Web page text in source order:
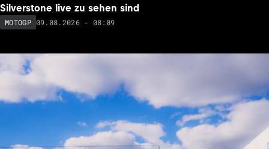
Silverstone live zu sehen sind
MOTOGP 09.08.2026 - 08:09